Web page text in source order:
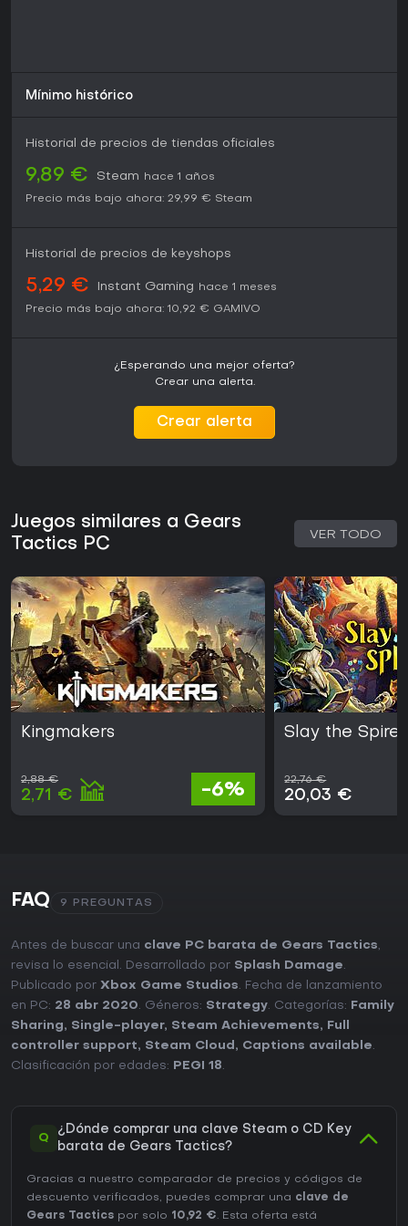
Mínimo histórico
Historial de precios de tiendas oficiales
9,89 € Steam
hace 1 años
Precio más bajo ahora: 29,99 € Steam
Historial de precios de keyshops
5,29 € Instant Gaming
hace 1 meses
Precio más bajo ahora: 10,92 € GAMIVO
¿Esperando una mejor oferta?
Crear una alerta.
Crear alerta
Juegos similares a Gears
Tactics PC
VER TODO
Kingmakers
2,88 €
2,71 € -6%
Slay the Spire
22,76 €
20,03 €
FAQ 9 PREGUNTAS
Antes de buscar una clave PC barata de Gears Tactics,
revisa lo esencial. Desarrollado por Splash Damage.
Publicado por Xbox Game Studios. Fecha de lanzamiento
en PC: 28 abr 2020. Géneros: Strategy. Categorías:
Family
Sharing, Single-player, Steam Achievements,
Full
controller support, Steam Cloud , Captions available.
Clasificación por edades:
PEGI 18.
Q
¿Dónde comprar una clave Steam o CD Key
barata de Gears Tactics?
Gracias a nuestro comparador de precios y códigos de
descuento verificados, puedes comprar una clave de
Gears Tactics por solo 10,92 €. Esta oferta está